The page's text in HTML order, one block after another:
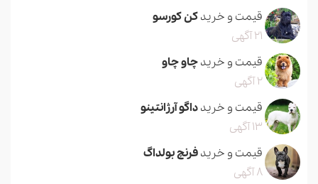
قیمت و خریدکن کورسو
21 آگهی
قیمت و خریدچاو چاو
2 آگهی
قیمت و خریدداگو آرژانتینو
13 آگهی
قیمت و خریدفرنچ بولداگ
8 آگهی